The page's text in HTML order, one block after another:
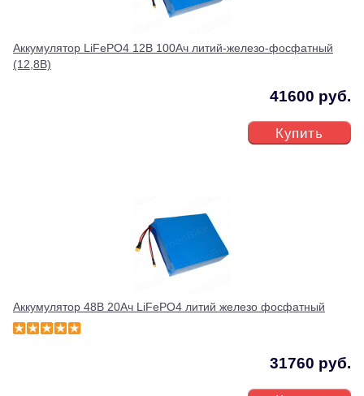
Аккумулятор LiFePO4 12В 100Ач литий-железо-фосфатный
(12,8В)
41600 руб.
Купить
Аккумулятор 48В 20Ач LiFePO4 литий железо фосфатный
31760 руб.